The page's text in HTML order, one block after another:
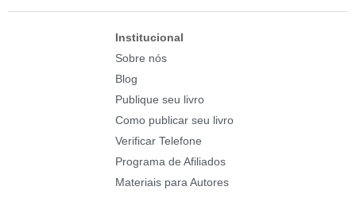
Institucional
Sobre nós
Blog
Publique seu livro
Como publicar seu livro
Verificar Telefone
Programa de Afiliados
Materiais para Autores